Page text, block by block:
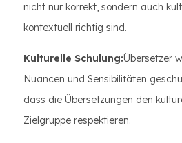
nicht nur korrekt, sondern auch
kontextuell richtig sind.
Kulturelle Schulung:Übersetzer
Nuancen und Sensibilitäten
dass die Übersetzungen den
Zielgruppe respektieren.